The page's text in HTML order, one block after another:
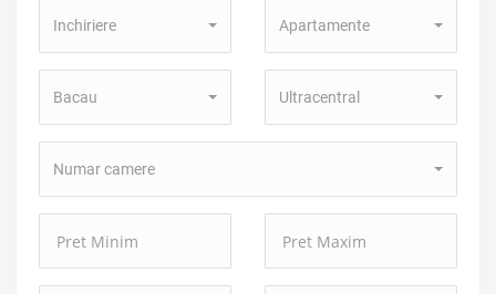
Tranzactie:
Inchiriere
Proprietate:
Apartamente
Bacau Ultracentral
camere:
Numar camere
Minim:
Maxim: